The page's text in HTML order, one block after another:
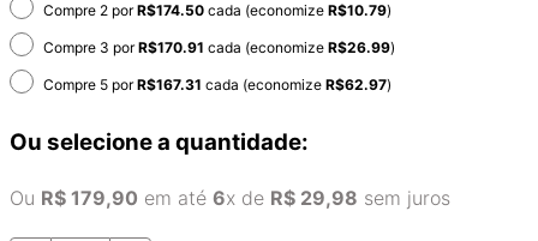
Compre 2 porR$174.50 cada (economize R$10.79)
Compre 3 porR$170.91 cada (economize R$26.99)
Compre 5 porR$167.31 cada (economize R$62.97)
Ou selecione a quantidade:
Ou R$ 179,90 em até 6x de R$ 29,98 sem juros